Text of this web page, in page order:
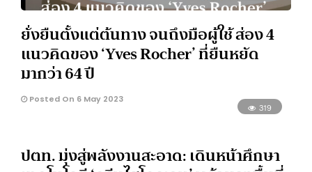
ยั่งยืนตั้งแต่ต้นทาง จนถึงมือผู้ใช้ ส่อง 4
แนวคิดของ ‘Yves Rocher’ ที่ยืนหยัด
มากว่า 64 ปี
Posted On 6 May 2023
319
ปตท. มุ่งสู่พลังงานสะอาด: เดินหน้าศึกษา